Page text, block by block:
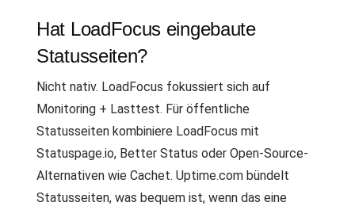
Hat LoadFocus eingebaute
Statusseiten?
Nicht nativ. LoadFocus fokussiert sich auf
Monitoring + Lasttest. Für öffentliche
Statusseiten kombiniere LoadFocus mit
Statuspage.io, Better Status oder Open-Source-
Alternativen wie Cachet. Uptime.com bündelt
Statusseiten, was bequem ist, wenn das eine